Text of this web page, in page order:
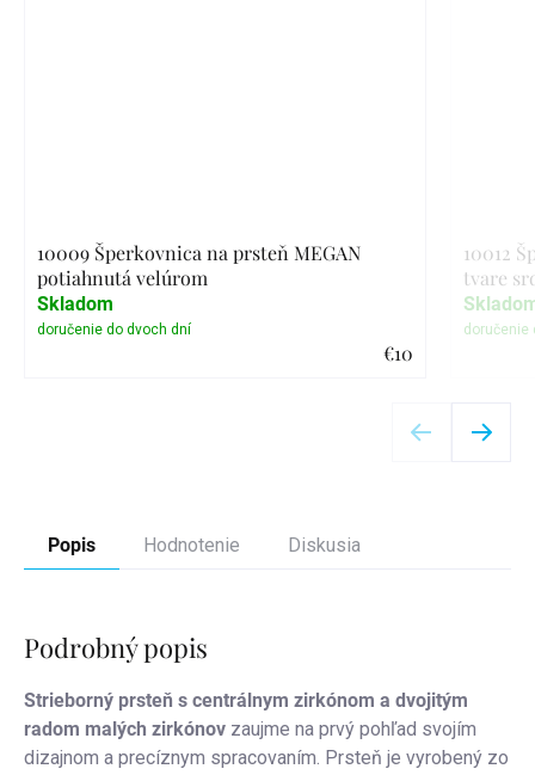
10009 Šperkovnica na prsteň MEGAN
potiahnutá velúrom
€10
Skladom
10012
tvare
Popis Hodnotenie Diskusia
Podrobný popis
Strieborný prsteň s centrálnym zirkónom a dvojitým
radom malých zirkónov zaujme na prvý pohľad svojím
dizajnom a precíznym spracovaním. Prsteň je vyrobený zo